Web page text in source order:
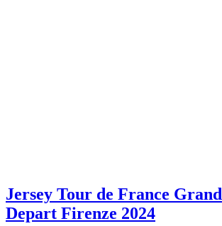
Jersey Tour de France Grand
Depart Firenze 2024